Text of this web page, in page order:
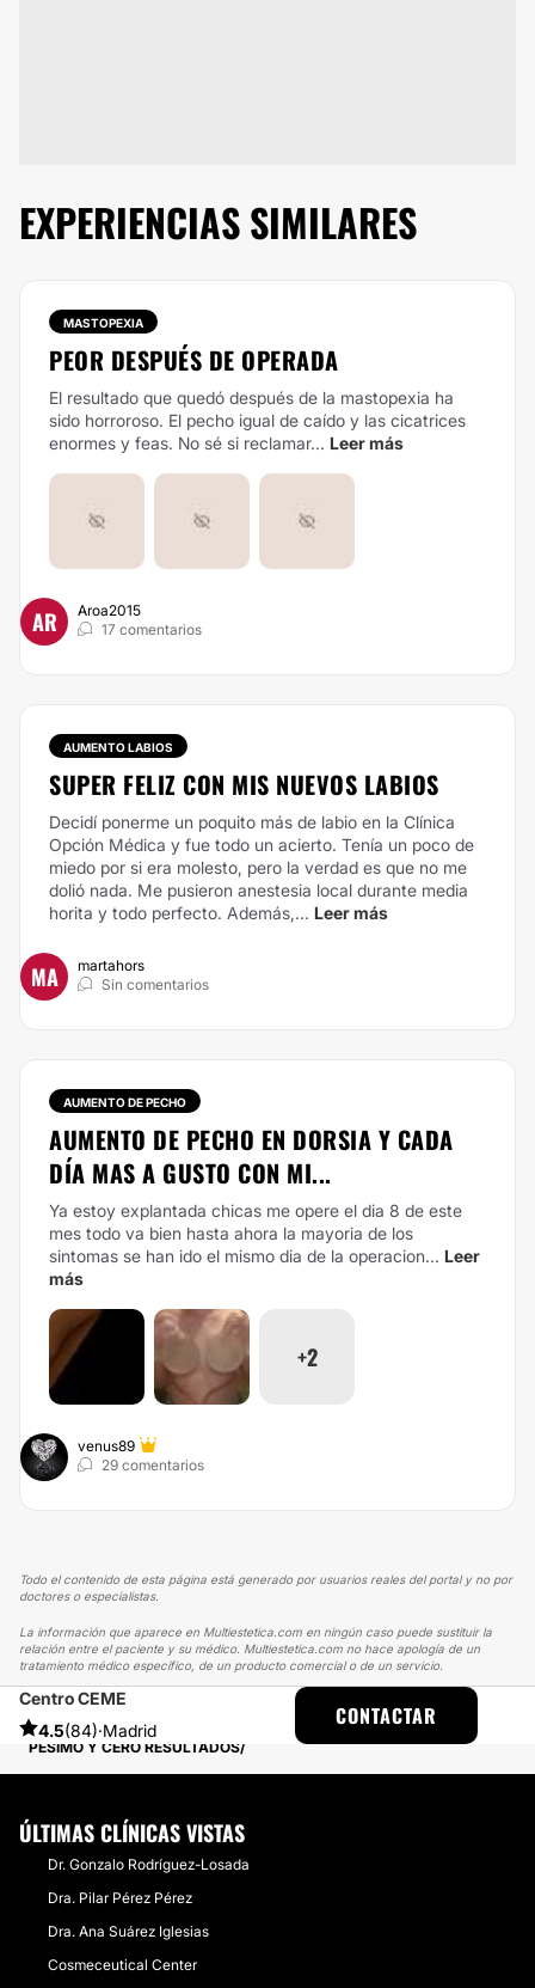
EXPERIENCIAS SIMILARES
MASTOPEXIA
PEOR DESPUÉS DE OPERADA
El resultado que quedó después de la mastopexia ha
sido horroroso. El pecho igual de caído y las cicatrices
enormes y feas. No sé si reclamar... Leer más
AR
Aroa2015
17 comentarios
AUMENTO LABIOS
SUPER FELIZ CON MIS NUEVOS LABIOS
Decidí ponerme un poquito más de labio en la Clínica
Opción Médica y fue todo un acierto. Tenía un poco de
miedo por si era molesto, pero la verdad es que no me
dolió nada. Me pusieron anestesia local durante media
horita y todo perfecto. Además,... Leer más
MA
martahors
Sin comentarios
AUMENTO DE PECHO
AUMENTO DE PECHO EN DORSIA Y CADA
DÍA MAS A GUSTO CON MI...
Ya estoy explantada chicas me opere el dia 8 de este
mes todo va bien hasta ahora la mayoria de los
sintomas se han ido el mismo dia de la operacion... Leer
más
+2
venus89
29 comentarios
Todo el contenido de esta página está generado por usuarios reales del portal y no por
doctores o especialistas.
La información que aparece en Multiestetica.com en ningún caso puede sustituir la
relación entre el paciente y su médico. Multiestetica.com no hace apología de un
tratamiento médico específico, de un producto comercial o de un servicio.
Centro CEME
4.5(84)·Madrid
CONTACTAR
MULTIESTETICA
EXPERIENCIAS REALES SOBRE LIPO VASER
PÉSIMO Y CERO RESULTADOS
ÚLTIMAS CLÍNICAS VISTAS
Dr. Gonzalo Rodríguez-Losada
Dra. Pilar Pérez Pérez
Dra. Ana Suárez Iglesias
Cosmeceutical Center